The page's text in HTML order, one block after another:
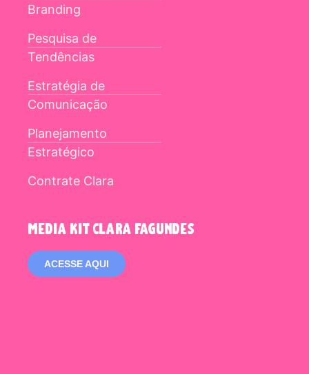
Branding
Pesquisa de
Tendências
Estratégia de
Comunicação
Planejamento
Estratégico
Contrate Clara
media kit clara fagundes
ACESSE AQUI